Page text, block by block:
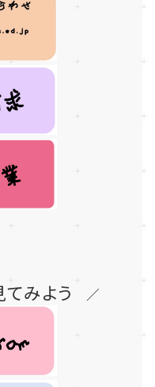
みよう ／